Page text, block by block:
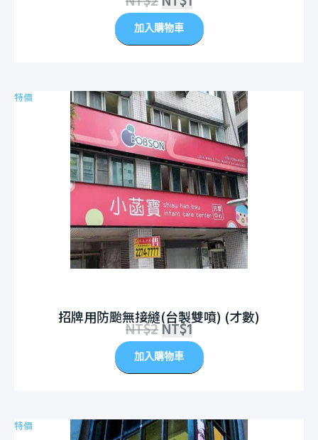
加入購物車
特價
招牌用防颱無接縫(台製雙噴) (才數)
NT$2NT$1
加入購物車
特價